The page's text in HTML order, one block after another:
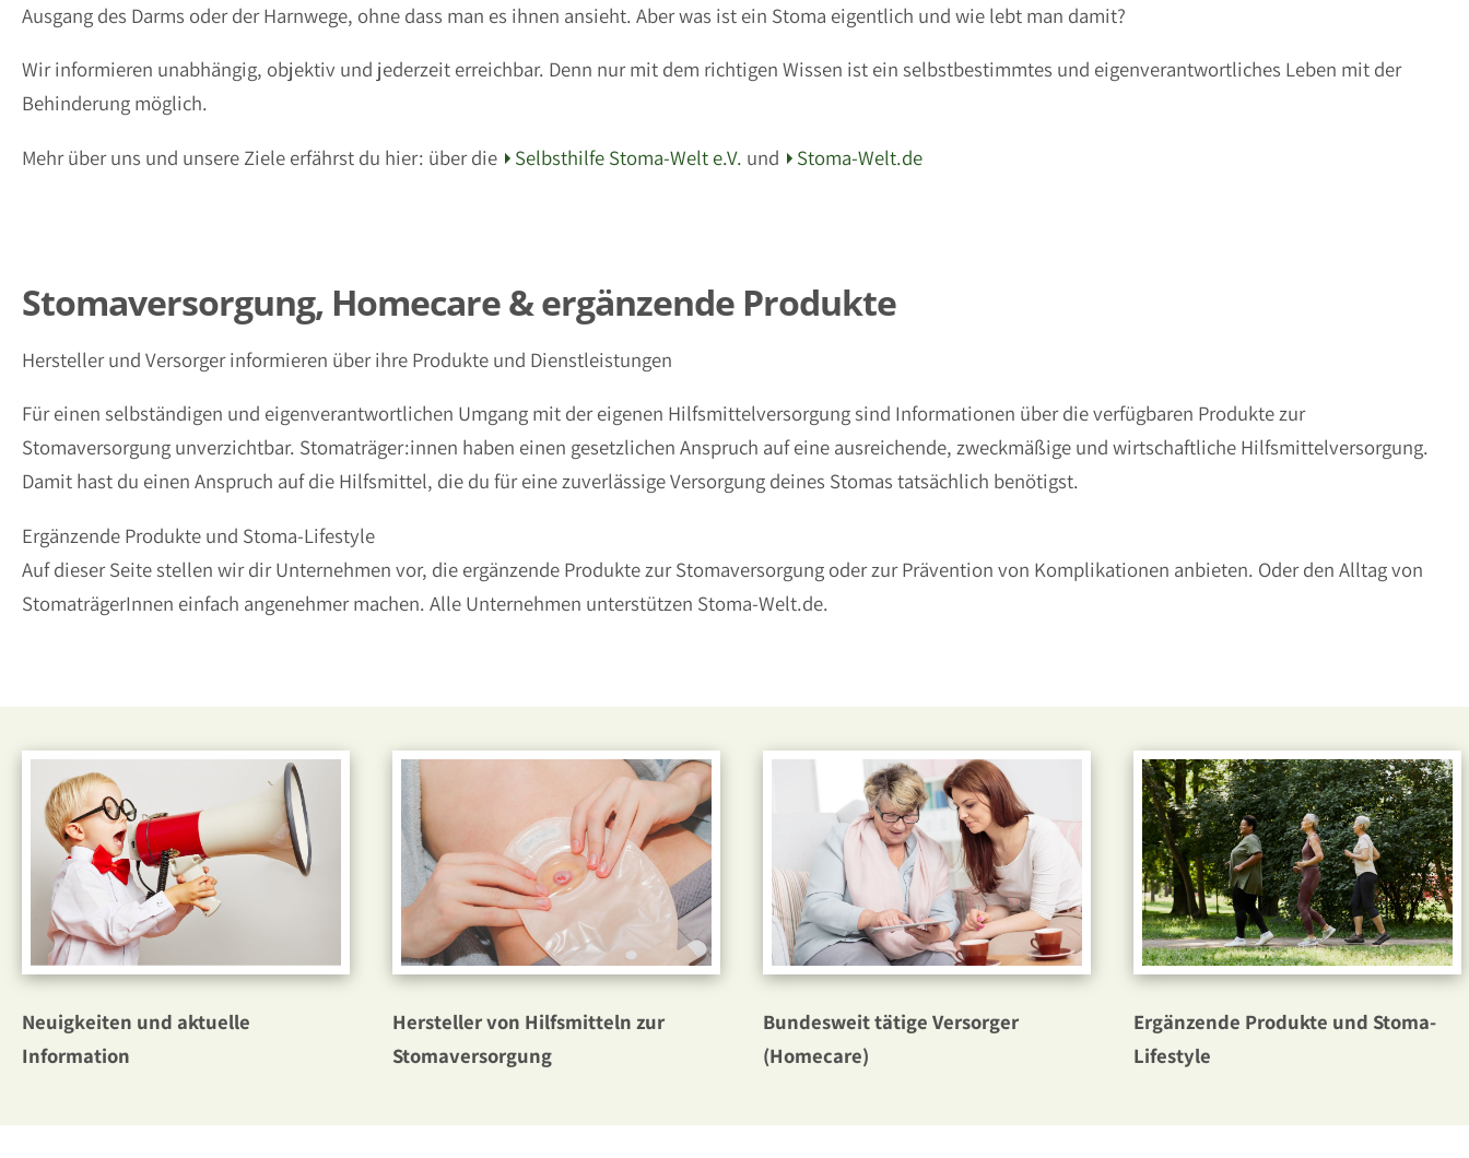
Ausgang des Darms oder der Harnwege, ohne dass man es ihnen ansieht. Aber was ist ein Stoma eigentlich und wie lebt man damit?
Wir informieren unabhängig, objektiv und jederzeit erreichbar. Denn nur mit dem richtigen Wissen ist ein selbstbestimmtes und eigenverantwortliches Leben mit der
Behinderung möglich.
Mehr über uns und unsere Ziele erfährst du hier: über die Selbsthilfe Stoma-Welt e.V. und Stoma-Welt.de
Stomaversorgung, Homecare & ergänzende Produkte
Hersteller und Versorger informieren über ihre Produkte und Dienstleistungen
Für einen selbständigen und eigenverantwortlichen Umgang mit der eigenen Hilfsmittelversorgung sind Informationen über die verfügbaren Produkte zur
Stomaversorgung unverzichtbar. Stomaträger:innen haben einen gesetzlichen Anspruch auf eine ausreichende, zweckmäßige und wirtschaftliche Hilfsmittelversorgung.
Damit hast du einen Anspruch auf die Hilfsmittel, die du für eine zuverlässige Versorgung deines Stomas tatsächlich benötigst.
Ergänzende Produkte und Stoma-Lifestyle
Auf dieser Seite stellen wir dir Unternehmen vor, die ergänzende Produkte zur Stomaversorgung oder zur Prävention von Komplikationen anbieten. Oder den Alltag von
StomaträgerInnen einfach angenehmer machen. Alle Unternehmen unterstützen Stoma-Welt.de.
Neuigkeiten und aktuelle
Information
Hersteller von Hilfsmitteln zur
Stomaversorgung
Bundesweit tätige Versorger
(Homecare)
Ergänzende Produkte und Stoma-
Lifestyle